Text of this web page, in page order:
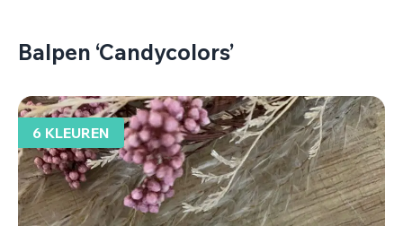
Balpen ‘Candycolors’
6 KLEUREN